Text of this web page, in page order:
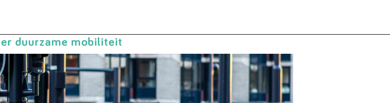
duurzame mobiliteit